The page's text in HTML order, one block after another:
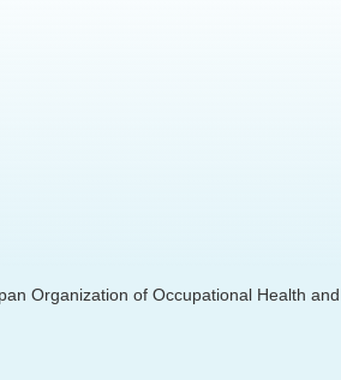
Organization of Occupational Health